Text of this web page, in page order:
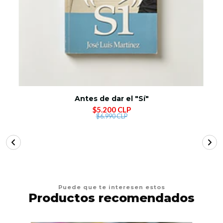
Antes de dar el "Sí"
$5.200 CLP
$6.990 CLP
Puede que te interesen estos
Productos recomendados